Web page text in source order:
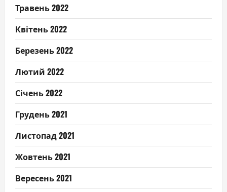
Травень 2022
Квітень 2022
Березень 2022
Лютий 2022
Січень 2022
Грудень 2021
Листопад 2021
Жовтень 2021
Вересень 2021